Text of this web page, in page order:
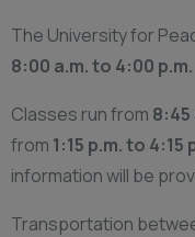
The University for
8:00 a.m. to 4:00 p.m.
Classes run from 8:45
from 1:15 p.m. to 4:15
information will be
Transportation